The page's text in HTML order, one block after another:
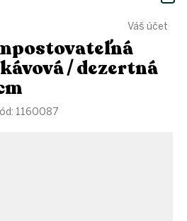
Váš účet
/ dezertná
1160087